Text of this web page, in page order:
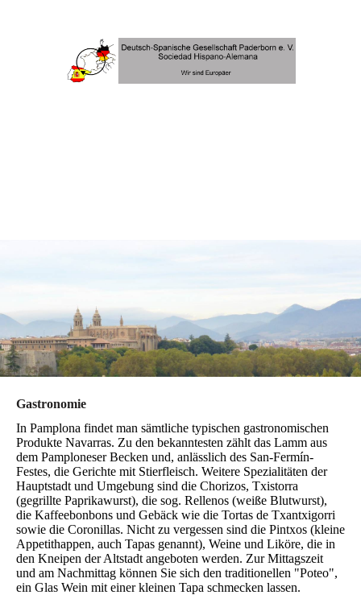
Gastronomie
In Pamplona findet man sämtliche typischen gastronomischen
Produkte Navarras. Zu den bekanntesten zählt das Lamm aus
dem Pamploneser Becken und, anlässlich des San-Fermín-
Festes, die Gerichte mit Stierfleisch. Weitere Spezialitäten der
Hauptstadt und Umgebung sind die Chorizos, Txistorra
(gegrillte Paprikawurst), die sog. Rellenos (weiße Blutwurst),
die Kaffeebonbons und Gebäck wie die Tortas de Txantxigorri
sowie die Coronillas. Nicht zu vergessen sind die Pintxos (kleine
Appetithappen, auch Tapas genannt), Weine und Liköre, die in
den Kneipen der Altstadt angeboten werden. Zur Mittagszeit
und am Nachmittag können Sie sich den traditionellen "Poteo",
ein Glas Wein mit einer kleinen Tapa schmecken lassen.